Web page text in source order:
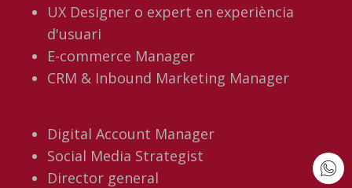
UX Designer o expert en experiència
d'usuari
E-commerce Manager
CRM & Inbound Marketing Manager
Digital Account Manager
Social Media Strategist
Director general